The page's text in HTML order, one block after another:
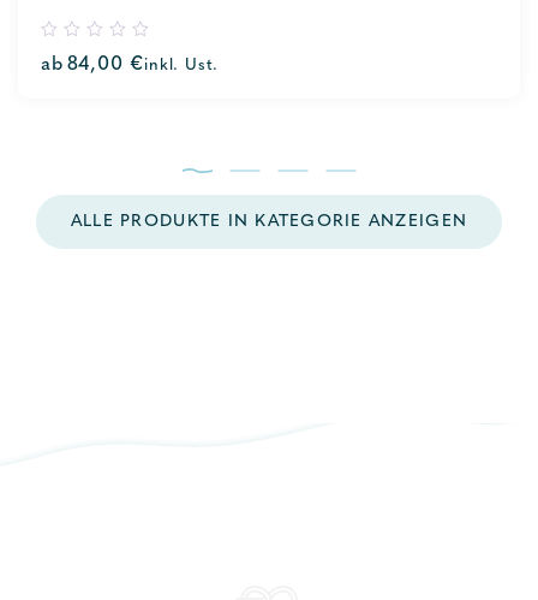
out
ab 84,00€inkl. Ust.
ALLE PRODUKTE IN KATEGORIE ANZEIGEN